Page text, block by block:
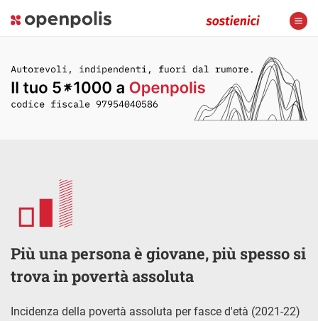
Più una persona è giovane, più spesso si
trova in povertà assoluta
Incidenza della povertà assoluta per fasce d'età (2021-22)